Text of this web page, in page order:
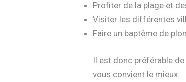
Profiter de la plage et
Visiter les différentes
Faire un baptême de
Il est donc préférable
vous convient le mieux.